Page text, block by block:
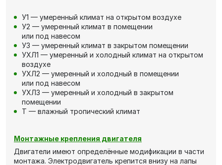
У1 — умеренный климат на открытом воздухе
У2 — умеренный климат в помещении
или под навесом
У3 — умеренный климат в закрытом помещении
УХЛ1 — умеренный и холодный климат на открытом
воздухе
УХЛ2 — умеренный и холодный в помещении
или под навесом
УХЛ3 — умеренный и холодный в закрытом
помещении
Т — влажный тропический климат
Монтажные крепления двигателя
Двигатели имеют определённые модификации в части
монтажа. Электродвигатель крепится внизу на лапы